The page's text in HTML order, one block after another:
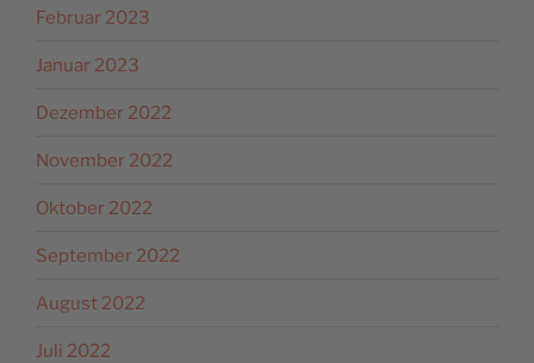
Februar 2023
Januar 2023
Dezember 2022
November 2022
Oktober 2022
September 2022
August 2022
Juli 2022